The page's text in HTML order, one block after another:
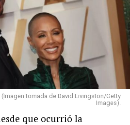
(Imagen tomada de David Livingston/Getty
Images).
que ocurrió la